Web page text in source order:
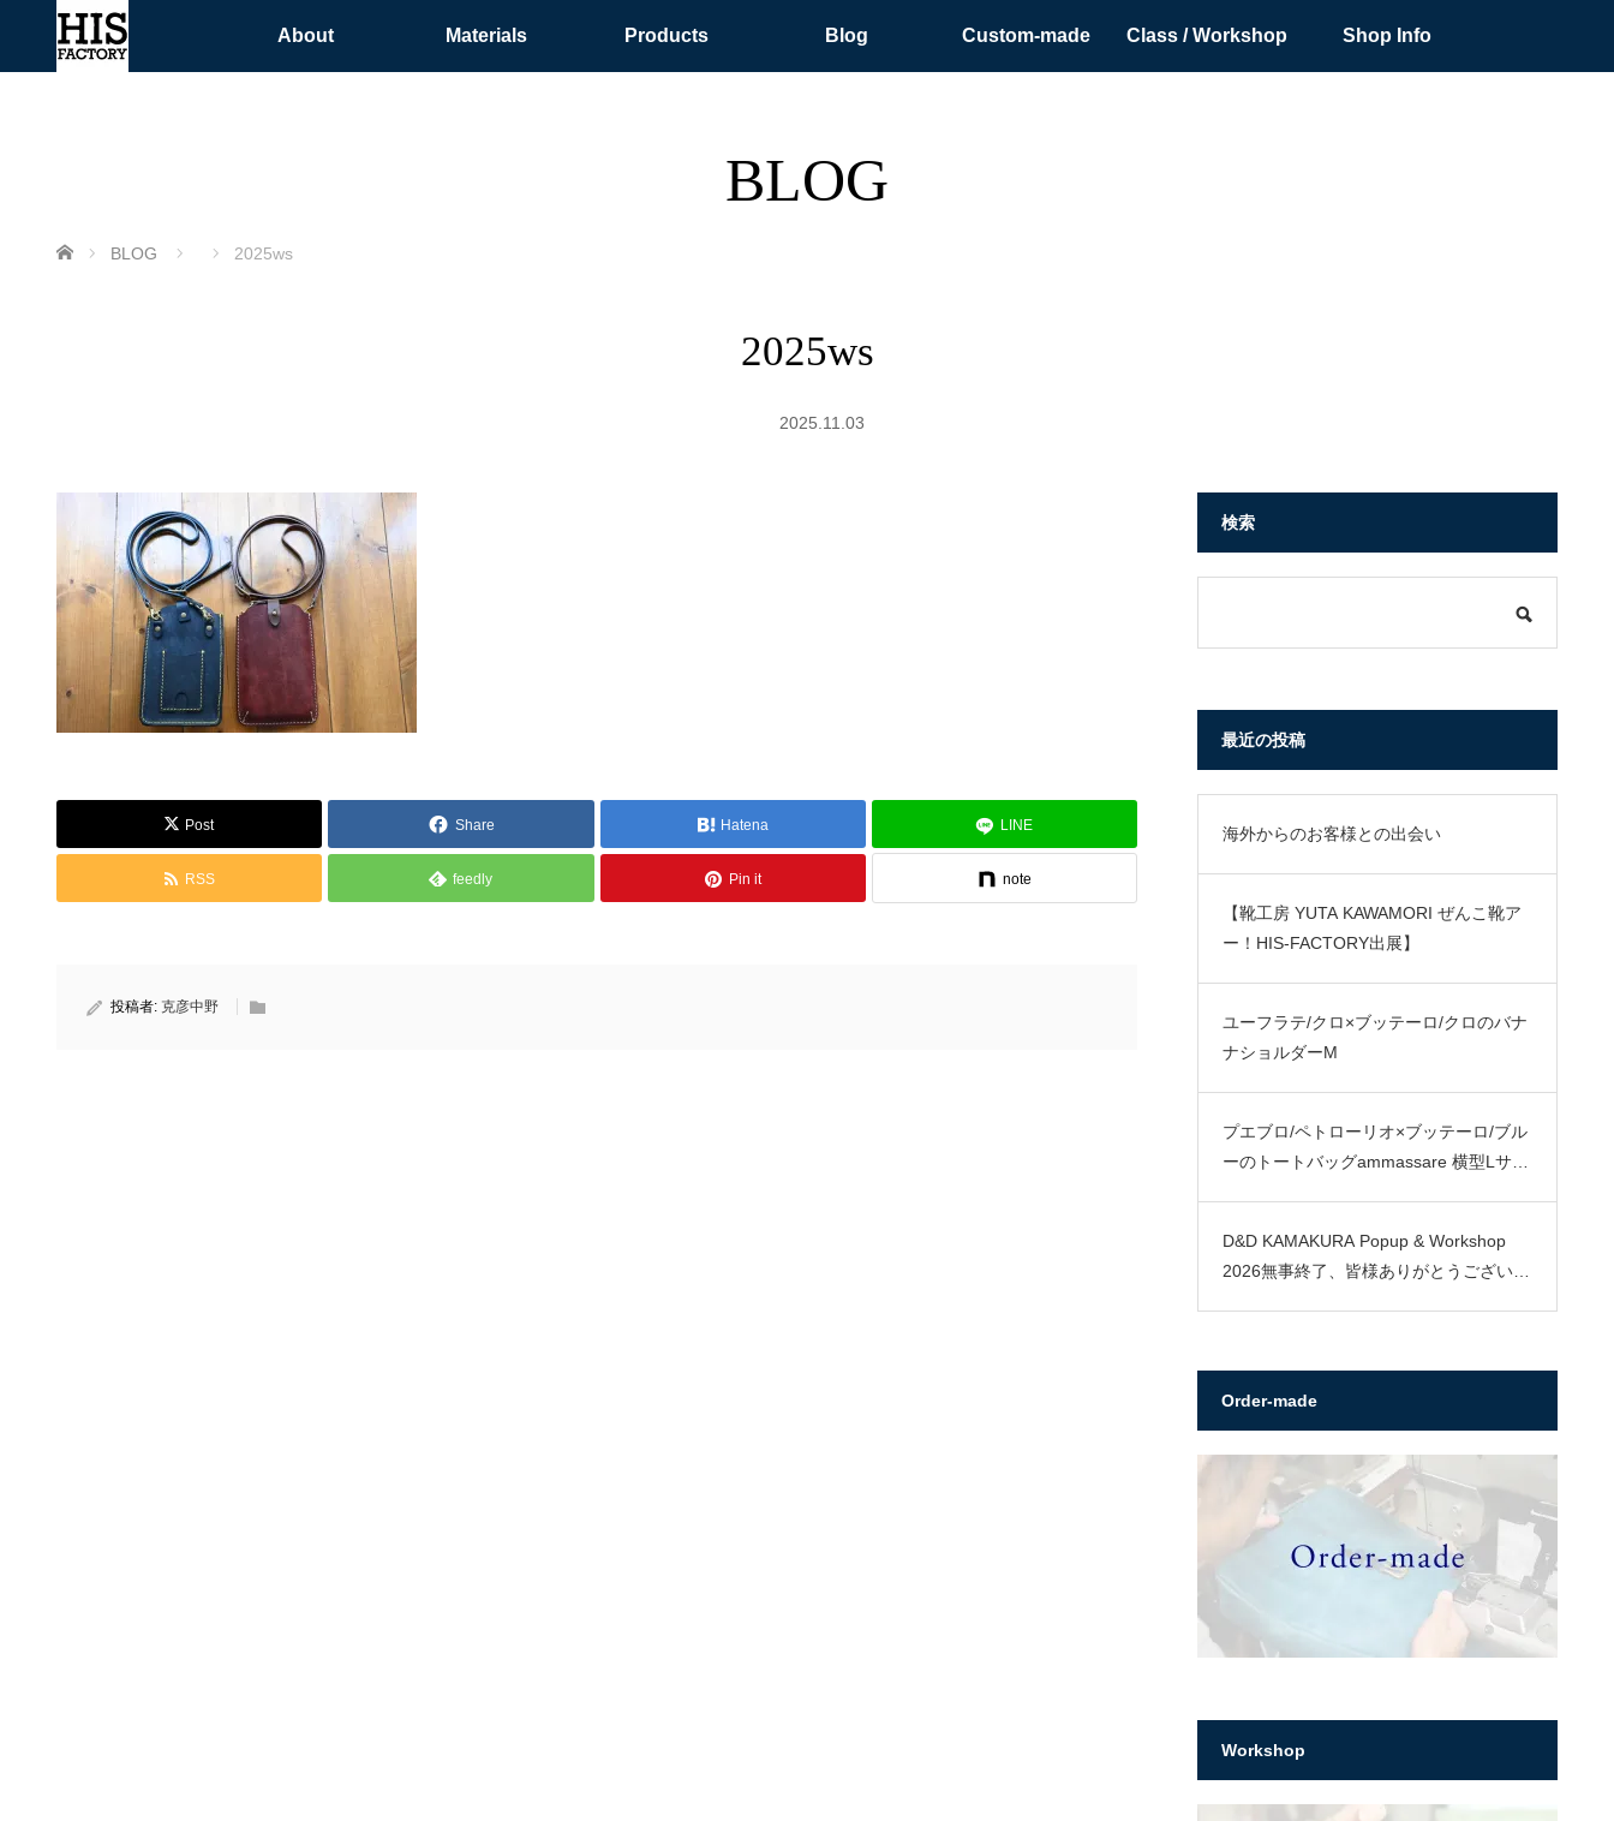
About Materials Products Blog Custom-made Class / Workshop Shop Info
BLOG
ホーム BLOG 2025ws
2025ws
2025.11.03
Post Share Hatena LINE
RSS feedly Pin it note
投稿者: 克彦中野
検索
最近の投稿
海外からのお客様との出会い
【靴工房 YUTA KAWAMORI ぜんこ靴ア
ー！HIS-FACTORY出展】
ユーフラテ/クロ×ブッテーロ/クロのバナ
ナショルダーM
プエブロ/ペトローリオ×ブッテーロ/ブル
ーのトートバッグammassare 横型Lサイ
D&D KAMAKURA Popup & Workshop
2026無事終了、皆様ありがとうございま
Order-made
Workshop